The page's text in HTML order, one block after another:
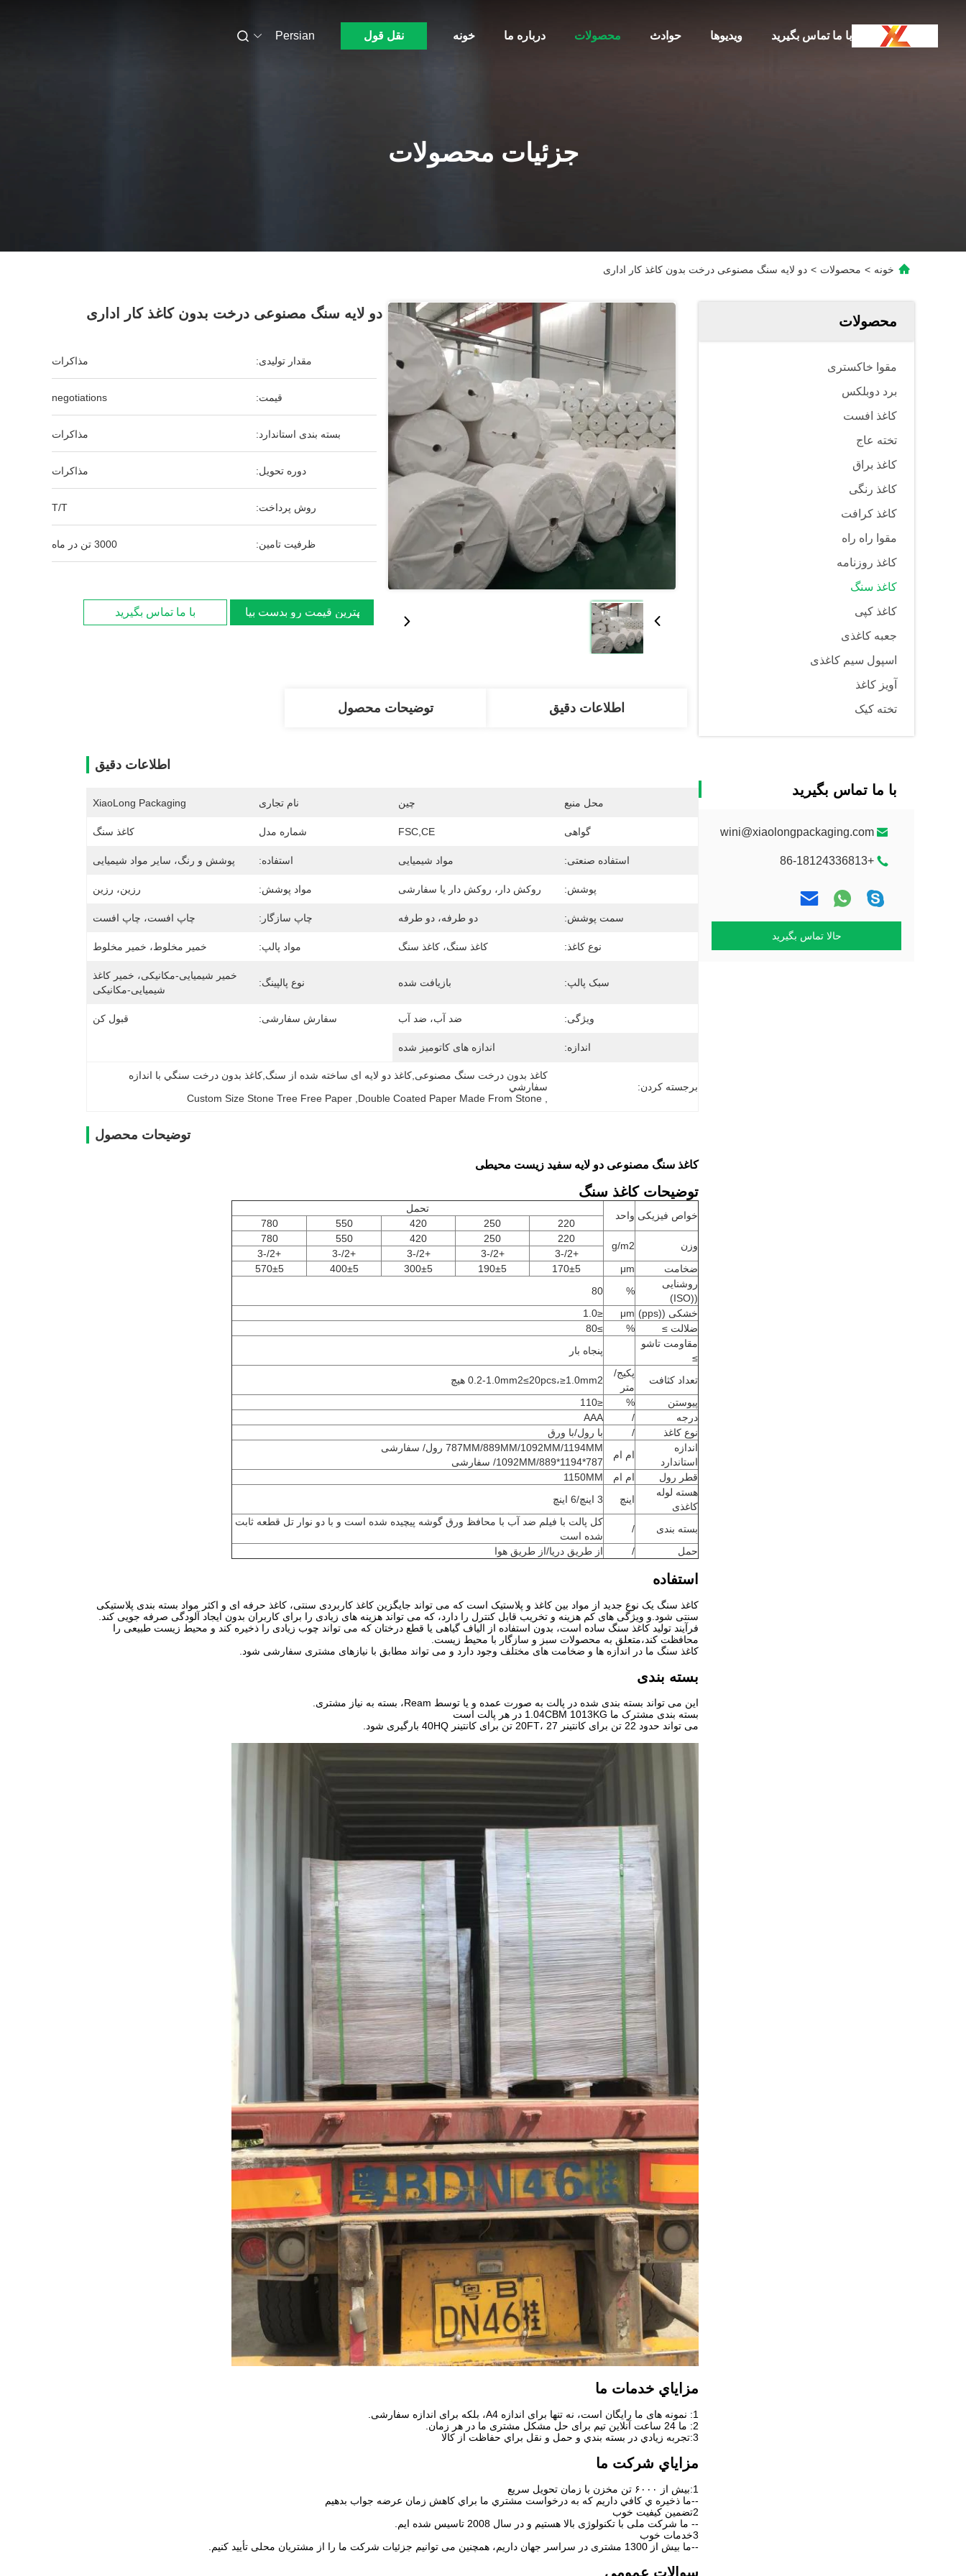
خونه درباره ما محصولات حوادث ویدیوها با ما تماس بگیرید نقل قول Persian
جزئیات محصولات
خونه > محصولات > دو لایه سنگ مصنوعی درخت بدون کاغذ کار اداری
محصولات
مقوا خاکستری
برد دوبلکس
کاغذ افست
تخته عاج
کاغذ براق
کاغذ رنگی
کاغذ کرافت
مقوا راه راه
کاغذ روزنامه
کاغذ سنگ
کاغذ کپی
جعبه کاغذی
اسپول سیم کاغذی
آویز کاغذ
تخته کیک
با ما تماس بگیرید
wini@xiaolongpackaging.com
+86-18124336813
حالا تماس بگیرید
دو لایه سنگ مصنوعی درخت بدون کاغذ کار اداری
مقدار تولیدی: مذاکرات
قیمت: negotiations
بسته بندی استاندارد: مذاکرات
دوره تحویل: مذاکرات
روش پرداخت: T/T
ظرفیت تامین: 3000 تن در ماه
بهترین قیمت رو بدست بیار با ما تماس بگیرید
اطلاعات دقیق توضیحات محصول
اطلاعات دقیق
محل منبع چین نام تجاری XiaoLong Packaging
گواهی FSC,CE شماره مدل کاغذ سنگ
استفاده صنعتی: مواد شیمیایی استفاده: پوشش و رنگ، سایر مواد شیمیایی
پوشش: روکش دار، روکش دار یا سفارشی مواد پوشش: رزین، رزین
سمت پوشش: دو طرفه، دو طرفه چاپ سازگار: چاپ افست، چاپ افست
نوع کاغذ: کاغذ سنگ، کاغذ سنگ مواد پالپ: خمیر مخلوط، خمیر مخلوط
سبک پالپ: بازیافت شده نوع پالپینگ:
شیمیایی-مکانیکی
ویژگی: ضد آب، ضد آب سفارش سفارشی: قبول کن
اندازه: اندازه های کاتومیز شده
برجسته کردن:
سفارشي
,
Double Coated Paper Made From Stone
,
Custom Size Stone Tree Free Paper
توضیحات محصول
کاغذ سنگ مصنوعی دو لایه سفید زیست محیطی
توضیحات کاغذ سنگ
خواص فیزیکی واحد
تحمل
220
250
420
550
780
وزن
g/m2
220
250
420
550
780
+2/-3
+2/-3
+2/-3
+2/-3
+2/-3
ضخامت
μm
170±5
190±5
300±5
400±5
570±5
روشنایی
((ISO)
%
80
خشکی ((pps)
μm
≤1.0
ضلالت ≥
%
≥80
مقاومت تاشو
≥
پنجاه بار
تعداد کثافت
پکیج/
متر
0.2-1.0mm2≤20pcs،≥1.0mm2 هیچ
پیوستن
%
≤110
درجه
/
AAA
نوع کاغذ
/
با رول/با ورق
اندازه
استاندارد
ام ام
787MM/889MM/1092MM/1194MM رول/ سفارشی
787*1092MM/889*1194/ سفارشی
قطر رول
ام ام
1150MM
هسته لوله
کاغذی
اینچ 3 اينچ/6 اينچ
بسته بندی /
کل پالت با فیلم ضد آب با محافظ ورق گوشه پیچیده شده است و با دو نوار تل قطعه ثابت
شده است
حمل
/ از طریق دریا/از طریق هوا
استفاده
کاغذ سنگ یک نوع جدید از مواد بین کاغذ و پلاستیک است که می تواند جایگزین کاغذ کاربردی سنتی، کاغذ حرفه ای و اکثر مواد بسته بندی پلاستیکی
سنتی شود.و ویژگی های کم هزینه و تخریب قابل کنترل را دارد، که می تواند هزینه های زیادی را برای کاربران بدون ایجاد آلودگی صرفه جویی کند.
فرآیند تولید کاغذ سنگ ساده است، بدون استفاده از الیاف گیاهی یا قطع درختان که می تواند چوب زیادی را ذخیره کند و محیط زیست طبیعی را
محافظت کند،متعلق به محصولات سبز و سازگار با محیط زیست.
کاغذ سنگ ما در اندازه ها و ضخامت های مختلف وجود دارد و می تواند مطابق با نیازهای مشتری سفارشی شود.
بسته بندی
این می تواند بسته بندی شده در پالت به صورت عمده و یا توسط Ream، بسته به نیاز مشتری.
بسته بندی مشترک ما 1.04CBM 1013KG در هر پالت است
می تواند حدود 22 تن برای کانتینر 20FT، 27 تن برای کانتینر 40HQ بارگیری شود.
مزاياي خدمات ما
1: نمونه های ما رایگان است، نه تنها برای اندازه A4، بلکه برای اندازه سفارشی.
2: ما 24 ساعت آنلاین تیم برای حل مشکل مشتری ما در هر زمان.
3:تجربه زيادي در بسته بندي و حمل و نقل براي حفاظت از کالا
مزاياي شرکت ما
1:بیش از ۶۰۰۰ تن مخزن با زمان تحویل سریع
--ما ذخيره ي کافي داريم که به درخواست مشتري ما براي كاهش زمان عرضه جواب بدهيم
2تضمین کیفیت خوب
-- ما شرکت ملی با تکنولوژی بالا هستیم و در سال 2008 تاسیس شده ایم.
3خدمات خوب
--ما بیش از 1300 مشتری در سراسر جهان داریم، همچنین می توانیم جزئیات شرکت ما را از مشتریان محلی تأیید کنیم.
سوالات عمومی